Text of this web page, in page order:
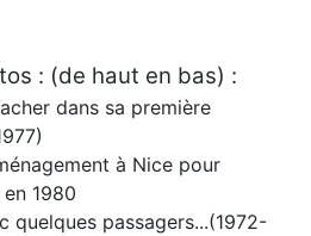
: (de haut en bas) :
dans sa première
à Nice pour
1980
quelques passagers...(1972-